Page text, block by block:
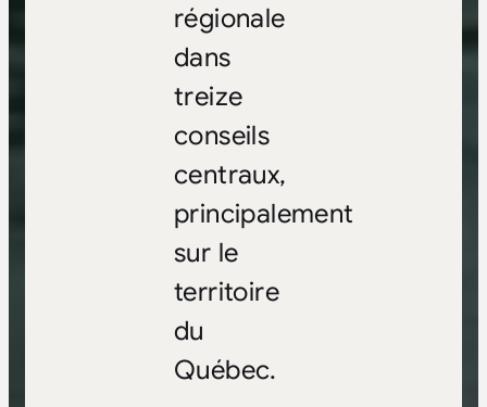
régionale
dans
treize
conseils
centraux,
principalement
sur le
territoire
du
Québec.